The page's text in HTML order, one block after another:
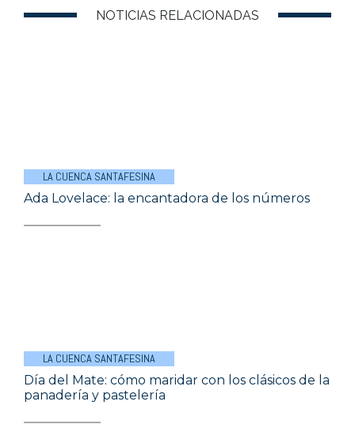
NOTICIAS RELACIONADAS
LA CUENCA SANTAFESINA
Ada Lovelace: la encantadora de los números
LA CUENCA SANTAFESINA
Día del Mate: cómo maridar con los clásicos de la
panadería y pastelería